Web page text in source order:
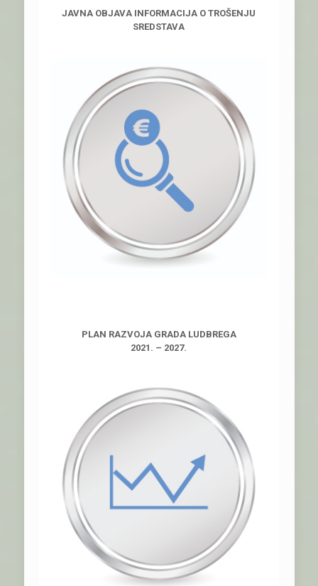
JAVNA OBJAVA INFORMACIJA O TROŠENJU
SREDSTAVA
PLAN RAZVOJA GRADA LUDBREGA
2021. – 2027.